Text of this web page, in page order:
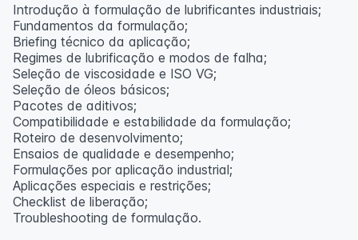
Introdução à formulação de lubrificantes industriais;
Fundamentos da formulação;
Briefing técnico da aplicação;
Regimes de lubrificação e modos de falha;
Seleção de viscosidade e ISO VG;
Seleção de óleos básicos;
Pacotes de aditivos;
Compatibilidade e estabilidade da formulação;
Roteiro de desenvolvimento;
Ensaios de qualidade e desempenho;
Formulações por aplicação industrial;
Aplicações especiais e restrições;
Checklist de liberação;
Troubleshooting de formulação.